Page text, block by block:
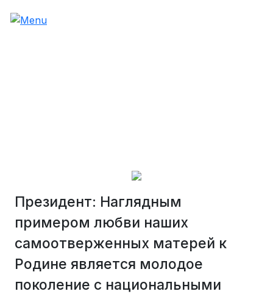
Президент: Наглядным
примером любви наших
самоотверженных матерей к
Родине является молодое
поколение с национальными